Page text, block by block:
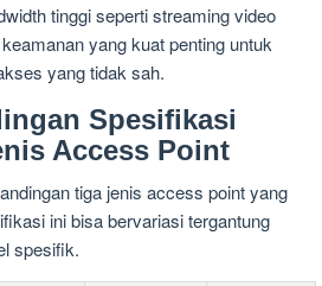
tinggi seperti streaming video
yang kuat penting untuk
yang tidak sah.
Spesifikasi
Access Point
tiga jenis access point yang
ini bisa bervariasi tergantung
spesifik.